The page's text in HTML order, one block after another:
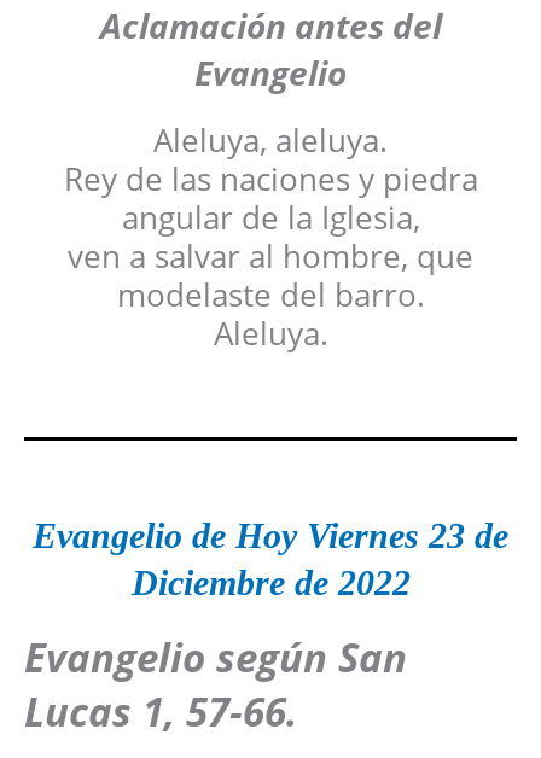
Aclamación antes del
Evangelio
Aleluya, aleluya.
Rey de las naciones y piedra
angular de la Iglesia,
ven a salvar al hombre, que
modelaste del barro.
Aleluya.
Evangelio de Hoy Viernes 23 de
Diciembrede 2022
Evangelio según San
Lucas 1, 57-66.